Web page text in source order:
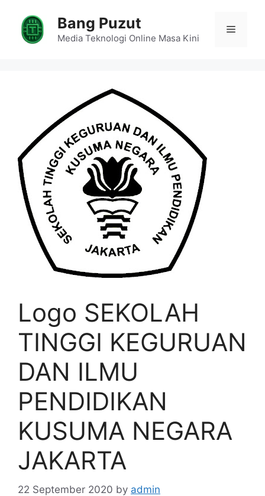
content
Bang Puzut
Media Teknologi Online Masa Kini
Menu
Logo SEKOLAH
TINGGI KEGURUAN
DAN ILMU
PENDIDIKAN
KUSUMA NEGARA
JAKARTA
22 September 2020 by admin